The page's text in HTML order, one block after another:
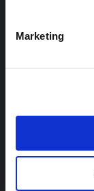
Marketing